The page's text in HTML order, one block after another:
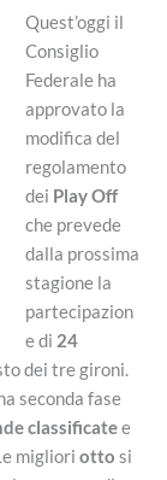
Quest’oggi il
Consiglio
Federale ha
approvato la
modifica del
regolamento
dei Play Off
che prevede
dalla prossima
stagione la
partecipazion
e di 24
dei tre gironi.
seconda fase
classificatee
miglioriotto si